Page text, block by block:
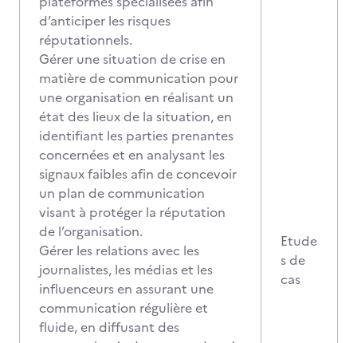
d’anticiper les risques
réputationnels.
Gérer une situation de crise en
matière de communication pour
une organisation en réalisant un
état des lieux de la situation, en
identifiant les parties prenantes
concernées et en analysant les
signaux faibles afin de concevoir
un plan de communication
visant à protéger la réputation
de l’organisation.
Gérer les relations avec les
journalistes, les médias et les
influenceurs en assurant une
communication régulière et
fluide, en diffusant des
Etude
s de
cas